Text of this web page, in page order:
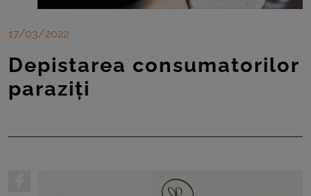
17/03/2022
Depistarea consumatorilor
paraziți